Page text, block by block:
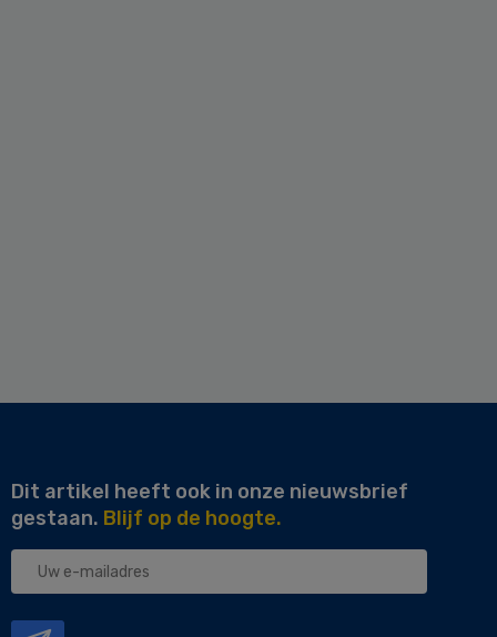
Dit artikel heeft ook in onze nieuwsbrief
gestaan. Blijf op de hoogte.
Uw